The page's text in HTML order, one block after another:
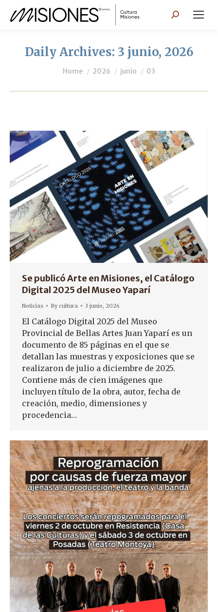
Search:
Daily Archives: 3 junio, 2026
You are here:
Home 2026 junio 03
Se publicó Arte en Misiones, el Catálogo
Digital 2025 del Museo Yaparí
Noticias Bycultura 3 junio, 2026
El Catálogo Digital 2025 del Museo
Provincial de Bellas Artes Juan Yaparí es un
documento de 85 páginas en el que se
detallan las muestras y exposiciones que se
realizaron de julio a diciembre de 2025.
Contiene más de cien imágenes que
incluyen título de la obra, autor, fecha de
creación, medio, dimensiones y
procedencia…